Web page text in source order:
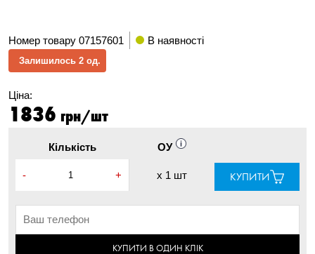
Номер товару 07157601 В наявності
Залишилось 2 од.
Ціна:
1836 грн/шт
Кількість
- +
ОУ
x 1 шт КУПИТИ
КУПИТИ В ОДИН КЛІК